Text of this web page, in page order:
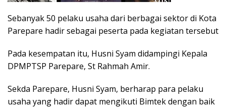
Sebanyak 50 pelaku usaha dari berbagai sektor di Kota
Parepare hadir sebagai peserta pada kegiatan tersebut
Pada kesempatan itu, Husni Syam didampingi Kepala
DPMPTSP Parepare, St Rahmah Amir.
Sekda Parepare, Husni Syam, berharap para pelaku
usaha yang hadir dapat mengikuti Bimtek dengan baik